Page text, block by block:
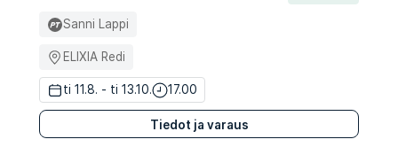
Sanni Lappi
ELIXIA Redi
ti 11.8. - ti 13.10. 17.00
Tiedot ja varaus